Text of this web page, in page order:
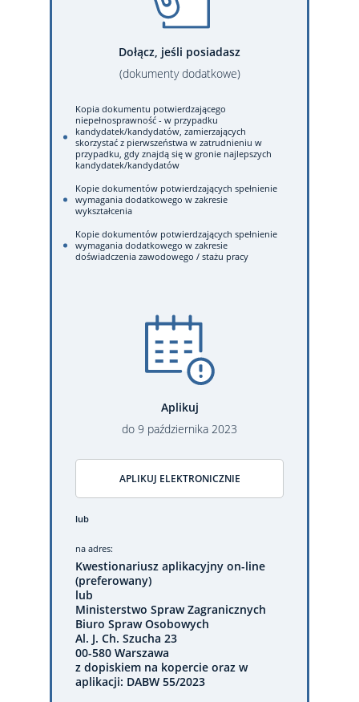
Dołącz, jeśli posiadasz
(dokumenty dodatkowe)
Kopia dokumentu potwierdzającego
niepełnosprawność - w przypadku
kandydatek/kandydatów, zamierzających
skorzystać z pierwszeństwa w zatrudnieniu w
przypadku, gdy znajdą się w gronie najlepszych
kandydatek/kandydatów
Kopie dokumentów potwierdzających spełnienie
wymagania dodatkowego w zakresie
wykształcenia
Kopie dokumentów potwierdzających spełnienie
wymagania dodatkowego w zakresie
doświadczenia zawodowego / stażu pracy
Aplikuj
do 9 października 2023
APLIKUJ ELEKTRONICZNIE
lub
na adres:
Kwestionariusz aplikacyjny on-line
(preferowany)
lub
Ministerstwo Spraw Zagranicznych
Biuro Spraw Osobowych
Al. J. Ch. Szucha 23
00-580 Warszawa
z dopiskiem na kopercie oraz w
aplikacji: DABW 55/2023